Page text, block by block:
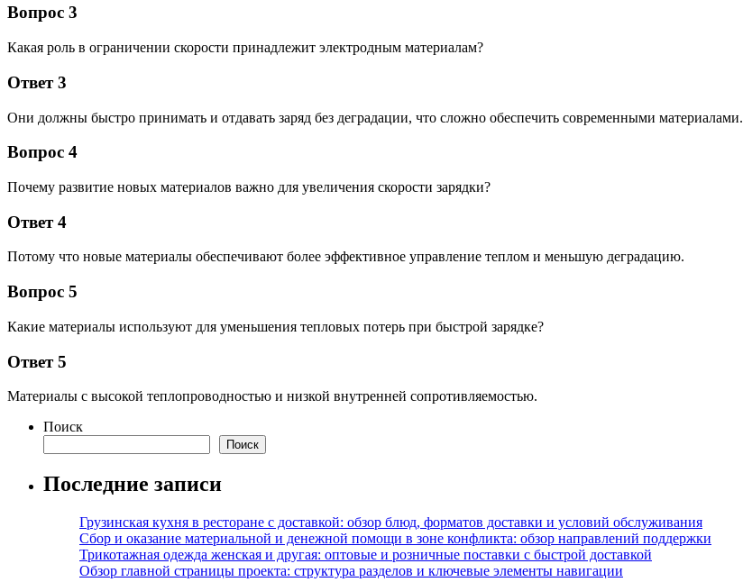
Вопрос 3
Какая роль в ограничении скорости принадлежит электродным материалам?
Ответ 3
Они должны быстро принимать и отдавать заряд без деградации, что сложно обеспечить современными материалами.
Вопрос 4
Почему развитие новых материалов важно для увеличения скорости зарядки?
Ответ 4
Потому что новые материалы обеспечивают более эффективное управление теплом и меньшую деградацию.
Вопрос 5
Какие материалы используют для уменьшения тепловых потерь при быстрой зарядке?
Ответ 5
Материалы с высокой теплопроводностью и низкой внутренней сопротивляемостью.
Поиск
Поиск
Последние записи
Грузинская кухня в ресторане с доставкой: обзор блюд, форматов доставки и условий обслуживания
Сбор и оказание материальной и денежной помощи в зоне конфликта: обзор направлений поддержки
Трикотажная одежда женская и другая: оптовые и розничные поставки с быстрой доставкой
Обзор главной страницы проекта: структура разделов и ключевые элементы навигации